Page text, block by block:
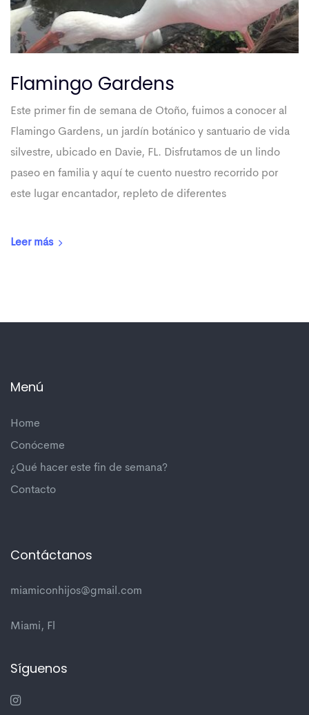
Flamingo Gardens
Este primer fin de semana de Otoño, fuimos a conocer al
Flamingo Gardens, un jardín botánico y santuario de vida
silvestre, ubicado en Davie, FL. Disfrutamos de un lindo
paseo en familia y aquí te cuento nuestro recorrido por
este lugar encantador, repleto de diferentes
Leer más
Menú
Home
Conóceme
¿Qué hacer este fin de semana?
Contacto
Contáctanos
miamiconhijos@gmail.com
Miami, Fl
Síguenos